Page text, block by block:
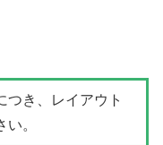
つき、レイアウト
。